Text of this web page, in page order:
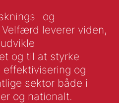
og
leverer viden,
og til at styrke
og
sektor både i
og nationalt.